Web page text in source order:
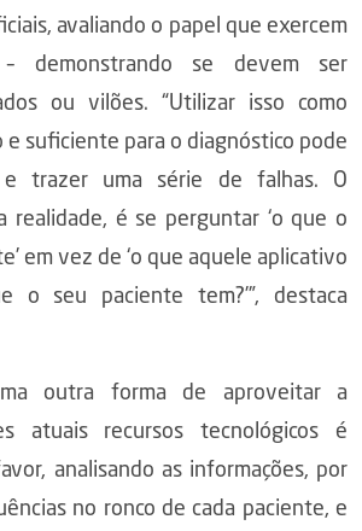
avaliando o papel que exercem
demonstrando se devem ser
ou vilões. “Utilizar isso como
suficiente para o diagnóstico pode
e trazer uma série de falhas. O
realidade, é se perguntar ‘o que o
em vez de ‘o que aquele aplicativo
o seu paciente tem?’”, destaca
outra forma de aproveitar a
atuais recursos tecnológicos é
analisando as informações, por
no ronco de cada paciente, e